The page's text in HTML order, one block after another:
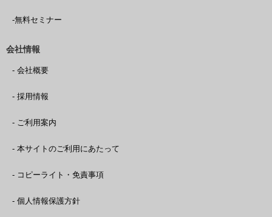
-無料セミナー
会社情報
- 会社概要
- 採用情報
- ご利用案内
- 本サイトのご利用にあたって
- コピーライト・免責事項
- 個人情報保護方針